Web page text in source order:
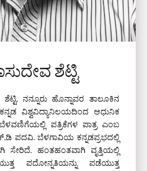
ಶೆಟ್ಟಿ
ಶೆಟ್ಟಿ. ನನ್ನೂರು ಹೊನ್ನಾವರ ತಾಲೂಕಿನ
ವಿಶ್ವವಿದ್ಯಾನಿಲಯದಿಂದ ಆಧುನಿಕ
ಪತ್ರಿಕೆಗಳ ಪಾತ್ರ ಎಂಬ
ಪದವಿ. ಬೆಳಗಾವಿಯ ಕನ್ನಡಪ್ರಭದಲ್ಲಿ
ಸೇರಿದೆ. ಹಂತಹಂತವಾಗಿ ವೃತ್ತಿಯಲ್ಲಿ
ಪದೋನ್ನತಿಯನ್ನು ಪಡೆಯುತ್ತ